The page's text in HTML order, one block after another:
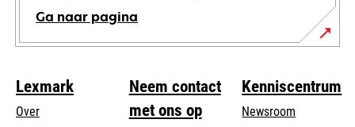
Ga naar pagina
Lexmark
Over
Neem contact
met ons op
Kenniscentrum
Newsroom